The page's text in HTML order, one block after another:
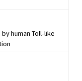
human Toll-like